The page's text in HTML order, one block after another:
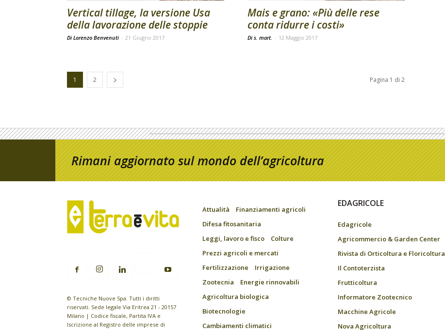
Vertical tillage, la versione Usa
della lavorazione delle stoppie
Di Lorenzo Benvenuti - 21 Giugno 2017
Mais e grano: «Più delle rese
conta ridurre i costi»
Di s. mart. - 12 Maggio 2017
1 2 Pagina 1 di 2
Rimani aggiornato sul mondo dell’agricoltura
© Tecniche Nuove Spa. Tutti i diritti
riservati. Sede legale Via Eritrea 21 - 20157
Milano | Codice fiscale, Partita IVA e
Iscrizione al Registro delle imprese di
Attualità
Finanziamenti agricoli
Difesa fitosanitaria
Leggi, lavoro e fisco
Colture
Prezzi agricoli e mercati
Fertilizzazione
Irrigazione
Zootecnia
Energie rinnovabili
Agricoltura biologica
Biotecnologie
Cambiamenti climatici
EDAGRICOLE
Edagricole
Agricommercio & Garden Center
Rivista di Orticoltura e Floricoltura
Il Contoterzista
Frutticoltura
Informatore Zootecnico
Macchine Agricole
Nova Agricoltura